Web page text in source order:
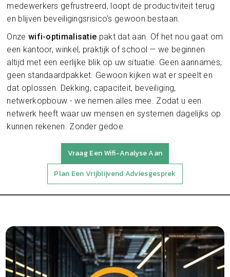
medewerkers gefrustreerd, loopt de productiviteit terug
en blijven beveiligingsrisico's gewoon bestaan.
Onze wifi-optimalisatie pakt dat aan. Of het nou gaat om
een kantoor, winkel, praktijk of school — we beginnen
altijd met een eerlijke blik op uw situatie. Geen aannames,
geen standaardpakket. Gewoon kijken wat er speelt en
dat oplossen. Dekking, capaciteit, beveiliging,
netwerkopbouw - we nemen alles mee. Zodat u een
netwerk heeft waar uw mensen en systemen dagelijks op
kunnen rekenen. Zonder gedoe.
Vraag Een Wifi-Analyse Aan
Plan Een Vrijblijvend Adviesgesprek